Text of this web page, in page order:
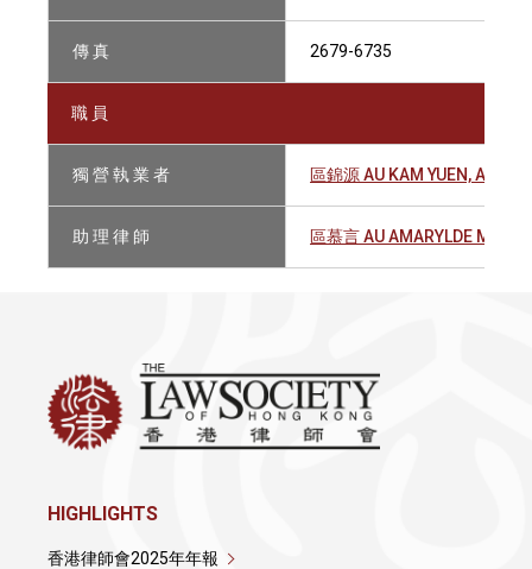
傳 真 2679-6735
職 員
獨 營 執 業 者 區錦源 AU KAM YUEN,
助 理 律 師 區慕言 AU AMARYLDE MO YIN
HIGHLIGHTS
香港律師會2025年年報